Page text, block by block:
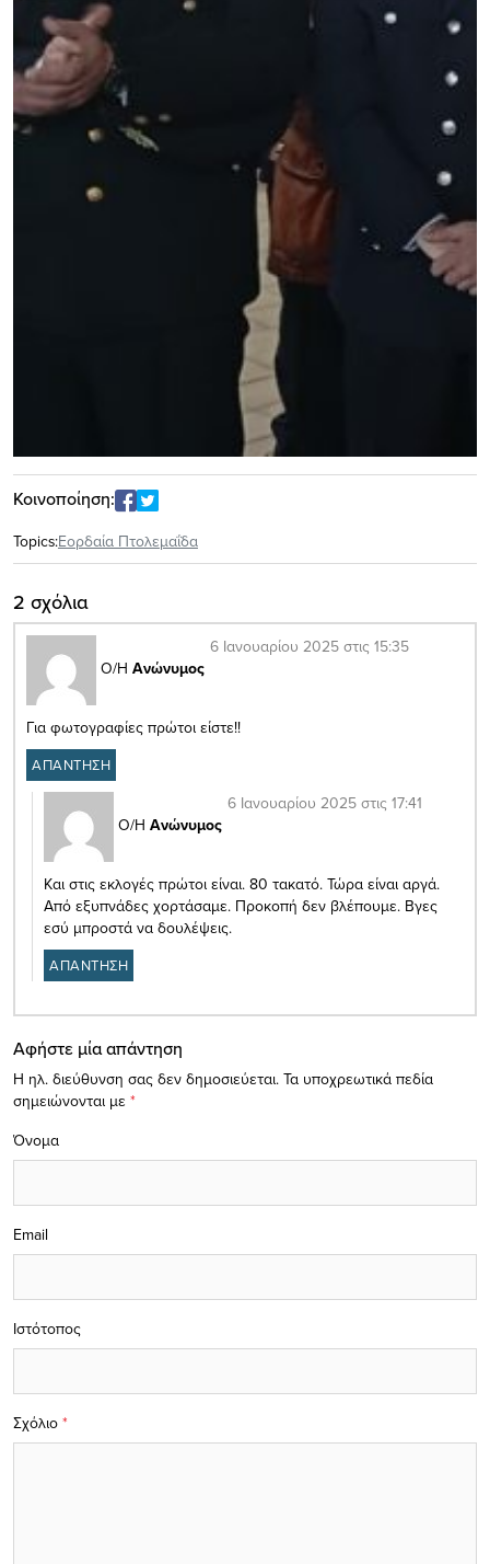
Κοινοποίηση:
Topics:Εορδαία Πτολεμαΐδα
2 σχόλια
Ο/Η Ανώνυμος
6 Ιανουαρίου 2025 στις 15:35
Για φωτογραφίες πρώτοι είστε!!
ΑΠΑΝΤΗΣΗ
Ο/Η Ανώνυμος
6 Ιανουαρίου 2025 στις 17:41
Και στις εκλογές πρώτοι είναι. 80 τακατό. Τώρα είναι αργά.
Από εξυπνάδες χορτάσαμε. Προκοπή δεν βλέπουμε. Βγες
εσύ μπροστά να δουλέψεις.
ΑΠΑΝΤΗΣΗ
Αφήστε μία απάντηση
Η ηλ. διεύθυνση σας δεν δημοσιεύεται. Τα υποχρεωτικά πεδία
σημειώνονται με *
Σχόλιο *
Όνομα
Email
Ιστότοπος